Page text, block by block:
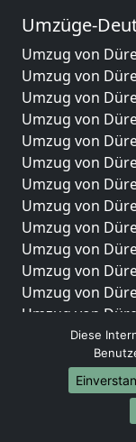
Umzüge-
Umzug von
Umzug von
Umzug von
Umzug von
Umzug von
Umzug von
Umzug von
Umzug von
Umzug von
Umzug von
Umzug von
Umzug von
Umzug von
Umzug von
Umzug von
Umzug von
Umzug von
Umzug von
Diese